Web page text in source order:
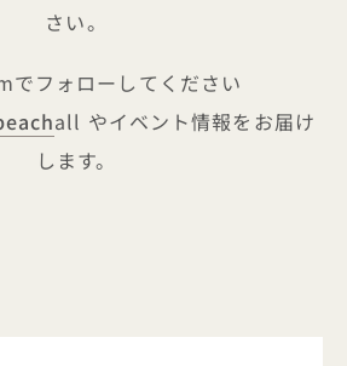
さい。
フォローしてください
all やイベント情報をお届け
します。